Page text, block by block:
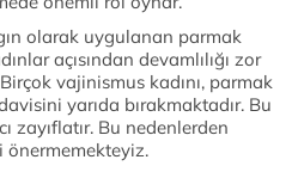
olarak uygulanan parmak
açısından devamlılığı zor
vajinismus kadını, parmak
yarıda bırakmaktadır. Bu
zayıflatır. Bu nedenlerden
önermemekteyiz.